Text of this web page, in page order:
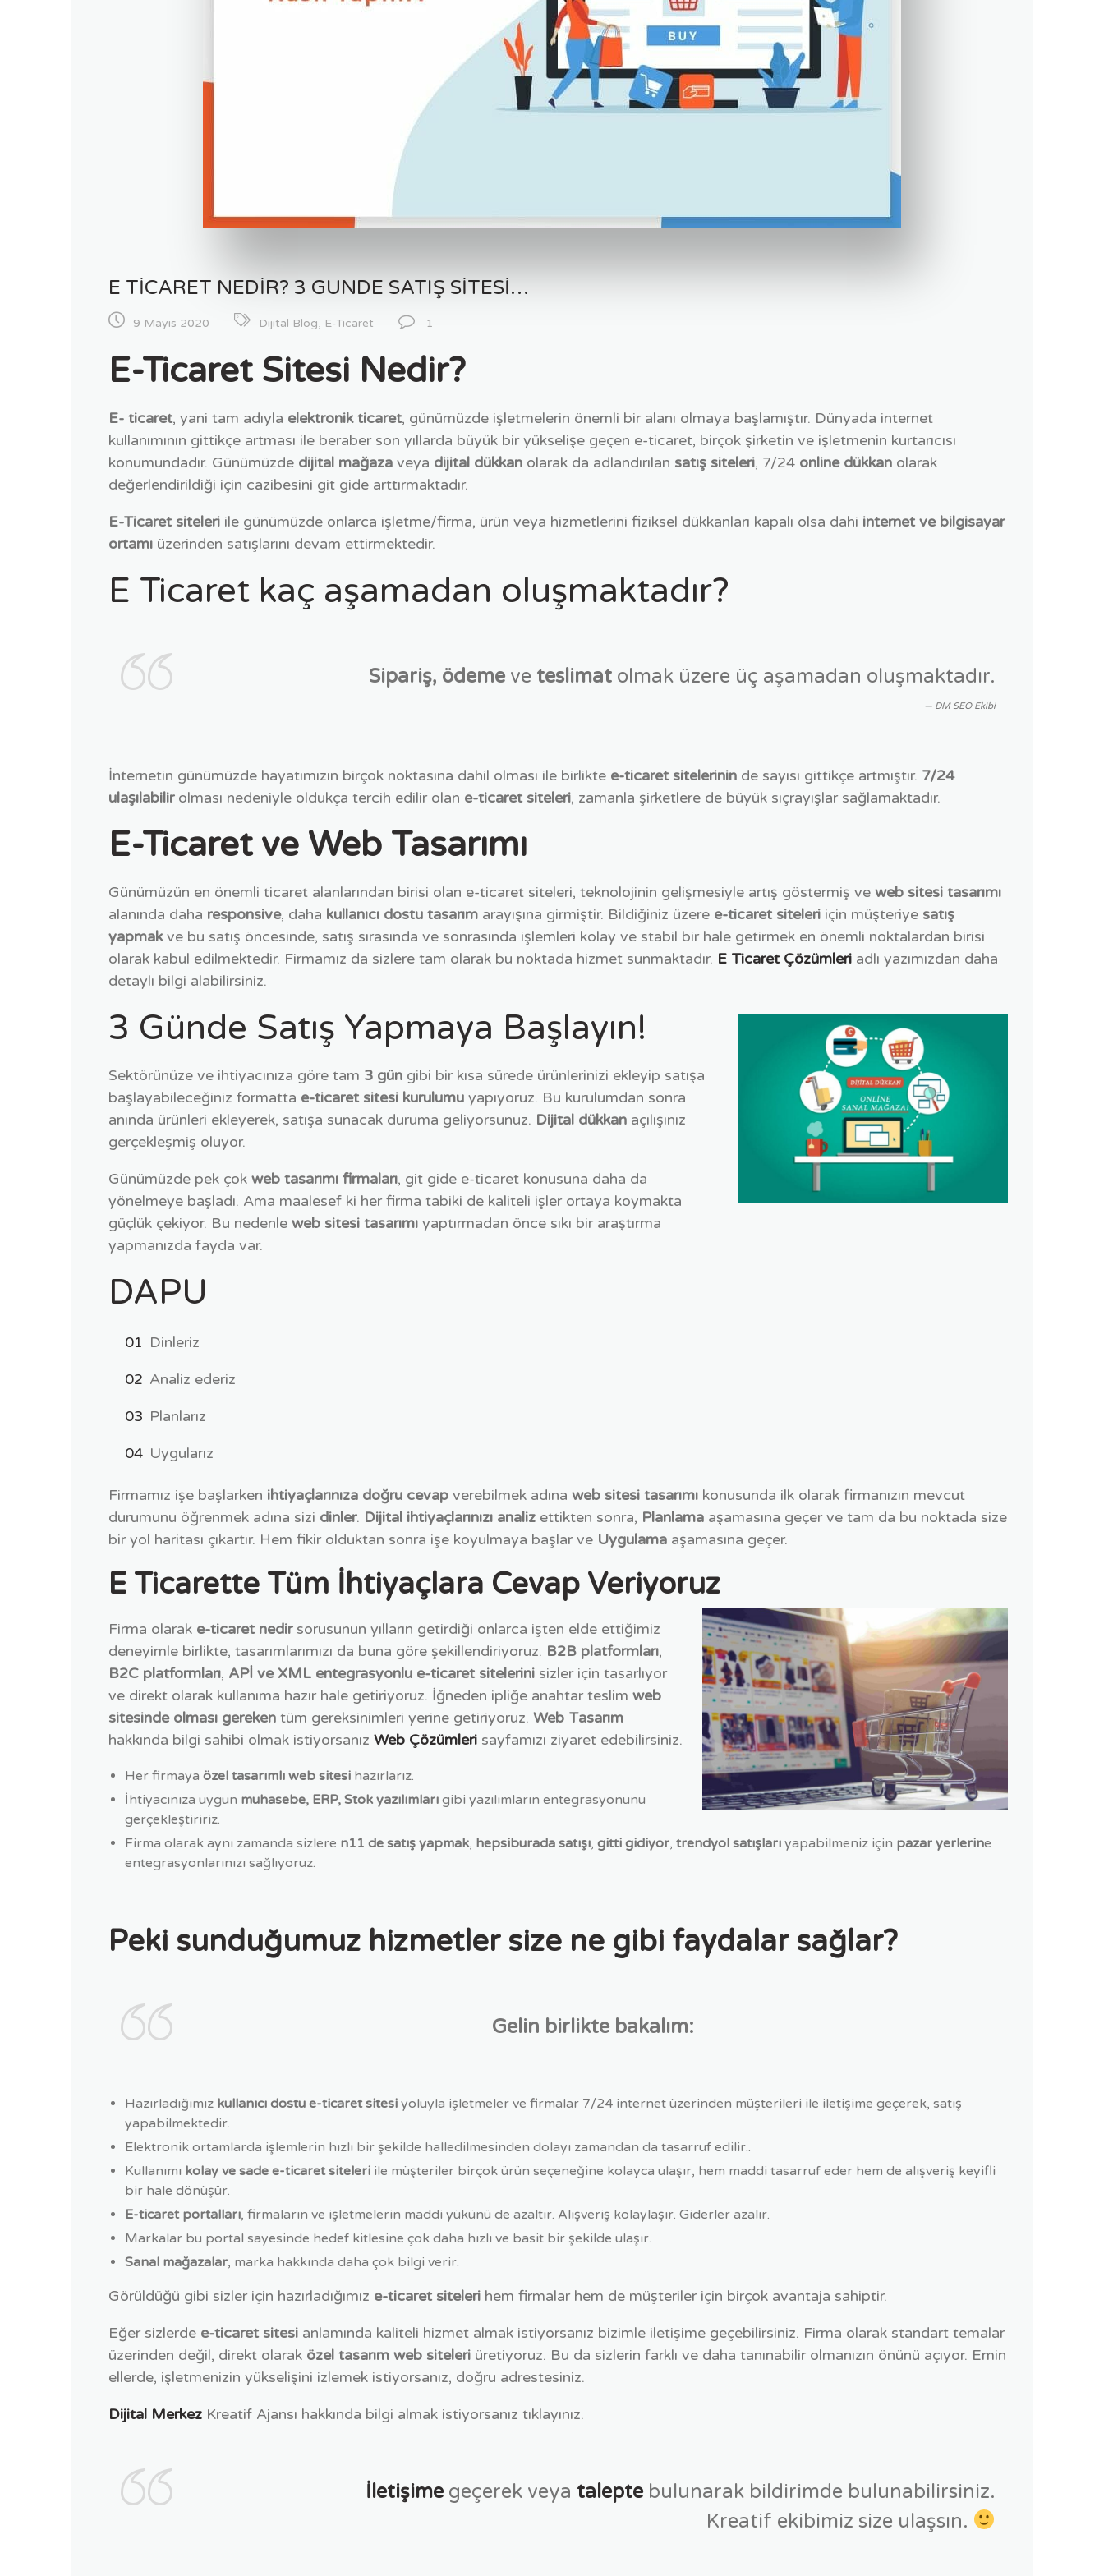
E TICARET NEDIR? 3 GÜNDE SATIŞ SITESI…
9 Mayıs 2020 Dijital Blog, E-Ticaret 1
E-Ticaret Sitesi Nedir?
E- ticaret, yani tam adıyla elektronik ticaret, günümüzde işletmelerin önemli bir alanı olmaya başlamıştır. Dünyada internet
kullanımının gittikçe artması ile beraber son yıllarda büyük bir yükselişe geçen e-ticaret, birçok şirketin ve işletmenin kurtarıcısı
konumundadır. Günümüzde dijital mağaza veya dijital dükkan olarak da adlandırılan satış siteleri, 7/24 online dükkan olarak
değerlendirildiği için cazibesini git gide arttırmaktadır.
E-Ticaret siteleri ile günümüzde onlarca işletme/firma, ürün veya hizmetlerini fiziksel dükkanları kapalı olsa dahi internet ve bilgisayar
ortamı üzerinden satışlarını devam ettirmektedir.
E Ticaret kaç aşamadan oluşmaktadır?
Sipariş, ödeme ve teslimat olmak üzere üç aşamadan oluşmaktadır.
DM SEO Ekibi
İnternetin günümüzde hayatımızın birçok noktasına dahil olması ile birlikte e-ticaret sitelerinin de sayısı gittikçe artmıştır. 7/24
ulaşılabilir olması nedeniyle oldukça tercih edilir olan e-ticaret siteleri, zamanla şirketlere de büyük sıçrayışlar sağlamaktadır.
E-Ticaret ve Web Tasarımı
Günümüzün en önemli ticaret alanlarından birisi olan e-ticaret siteleri, teknolojinin gelişmesiyle artış göstermiş ve web sitesi tasarımı
alanında daha responsive, daha kullanıcı dostu tasarım arayışına girmiştir. Bildiğiniz üzere e-ticaret siteleri için müşteriye satış
yapmakve bu satış öncesinde, satış sırasında ve sonrasında işlemleri kolay ve stabil bir hale getirmek en önemli noktalardan birisi
olarak kabul edilmektedir. Firmamız da sizlere tam olarak bu noktada hizmet sunmaktadır. E Ticaret Çözümleri adlı yazımızdan daha
detaylı bilgi alabilirsiniz.
3 Günde Satış Yapmaya Başlayın!
Sektörünüze ve ihtiyacınıza göre tam 3 gün gibi bir kısa sürede ürünlerinizi ekleyip satışa
başlayabileceğiniz formatta e-ticaret sitesi kurulumu yapıyoruz. Bu kurulumdan sonra
anında ürünleri ekleyerek, satışa sunacak duruma geliyorsunuz. Dijital dükkan açılışınız
gerçekleşmiş oluyor.
Günümüzde pek çok web tasarımı firmaları, git gide e-ticaret konusuna daha da
yönelmeye başladı. Ama maalesef ki her firma tabiki de kaliteli işler ortaya koymakta
güçlük çekiyor. Bu nedenle web sitesi tasarımı yaptırmadan önce sıkı bir araştırma
yapmanızda fayda var.
DAPU
Dinleriz
Analiz ederiz
Planlarız
Uygularız
Firmamız işe başlarken ihtiyaçlarınıza doğru cevap verebilmek adına web sitesi tasarımı konusunda ilk olarak firmanızın mevcut
durumunu öğrenmek adına sizi dinler. Dijital ihtiyaçlarınızı analiz ettikten sonra, Planlama aşamasına geçer ve tam da bu noktada size
bir yol haritası çıkartır. Hem fikir olduktan sonra işe koyulmaya başlar ve Uygulama aşamasına geçer.
E Ticarette Tüm İhtiyaçlara Cevap Veriyoruz
Firma olarak e-ticaret nedirsorusunun yılların getirdiği onlarca işten elde ettiğimiz
deneyimle birlikte, tasarımlarımızı da buna göre şekillendiriyoruz. B2B platformları,
B2C platformları, APİ ve XML entegrasyonlu e-ticaret sitelerini sizler için tasarlıyor
ve direkt olarak kullanıma hazır hale getiriyoruz. İğneden ipliğe anahtar teslim web
sitesinde olması gereken tüm gereksinimleri yerine getiriyoruz. Web Tasarım
hakkında bilgi sahibi olmak istiyorsanız Web Çözümleri sayfamızı ziyaret edebilirsiniz.
Her firmaya özel tasarımlı web sitesi hazırlarız.
İhtiyacınıza uygun muhasebe, ERP, Stok yazılımları gibi yazılımların entegrasyonunu
gerçekleştiririz.
Firma olarak aynı zamanda sizlere n11 de satış yapmak, hepsiburada satışı, gitti gidiyor, trendyol satışları yapabilmeniz için pazar yerlerine
entegrasyonlarınızı sağlıyoruz.
Peki sunduğumuz hizmetler size ne gibi faydalar sağlar?
Gelin birlikte bakalım:
Hazırladığımız kullanıcı dostu e-ticaret sitesi yoluyla işletmeler ve firmalar 7/24 internet üzerinden müşterileri ile iletişime geçerek, satış
yapabilmektedir.
Elektronik ortamlarda işlemlerin hızlı bir şekilde halledilmesinden dolayı zamandan da tasarruf edilir..
Kullanımı kolay ve sade e-ticaret siteleri ile müşteriler birçok ürün seçeneğine kolayca ulaşır, hem maddi tasarruf eder hem de alışveriş keyifli
bir hale dönüşür.
E-ticaret portalları, firmaların ve işletmelerin maddi yükünü de azaltır. Alışveriş kolaylaşır. Giderler azalır.
Markalar bu portal sayesinde hedef kitlesine çok daha hızlı ve basit bir şekilde ulaşır.
Sanal mağazalar, marka hakkında daha çok bilgi verir.
Görüldüğü gibi sizler için hazırladığımız e-ticaret siteleri hem firmalar hem de müşteriler için birçok avantaja sahiptir.
Eğer sizlerde e-ticaret sitesi anlamında kaliteli hizmet almak istiyorsanız bizimle iletişime geçebilirsiniz. Firma olarak standart temalar
üzerinden değil, direkt olarak özel tasarım web siteleri üretiyoruz. Bu da sizlerin farklı ve daha tanınabilir olmanızın önünü açıyor. Emin
ellerde, işletmenizin yükselişini izlemek istiyorsanız, doğru adrestesiniz.
Dijital Merkez Kreatif Ajansı hakkında bilgi almak istiyorsanız tıklayınız.
İletişimegeçerek veya taleptebulunarak bildirimde bulunabilirsiniz.
Kreatif ekibimiz size ulaşsın.